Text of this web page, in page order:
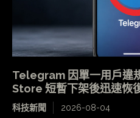
Telegram 因單一用戶違
Store 短暫下架後迅速恢
科技新聞 2026-08-04